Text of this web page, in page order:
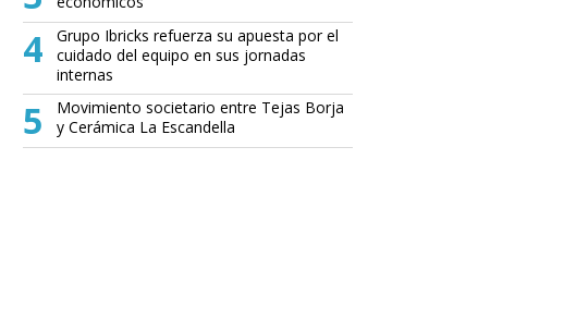
4
Grupo Ibricks refuerza su apuesta por el
cuidado del equipo en sus jornadas
internas
5
Movimiento societario entre Tejas Borja
y Cerámica La Escandella